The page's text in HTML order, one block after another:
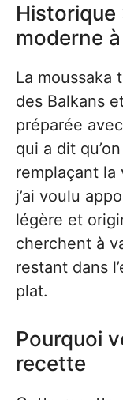
Historique
moderne
La moussaka
des Balkans
préparée
qui a dit
remplaçant la
j’ai voulu
légère et
cherchent à
restant dans
plat.
Pourquoi
recette